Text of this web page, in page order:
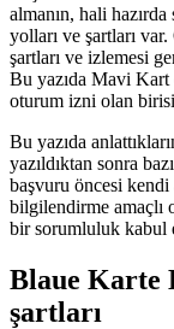
almanın, hali
yolları ve şartları
şartları ve izlemesi
Bu yazıda Mavi
oturum izni olan birisi
Bu yazıda
yazıldıktan sonra
başvuru öncesi kendi
bilgilendirme amaçlı
bir sorumluluk kabul
Blaue Karte
şartları